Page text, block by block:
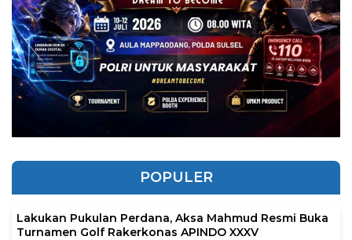
POPULER
Lakukan Pukulan Perdana, Aksa Mahmud Resmi Buka
Turnamen Golf Rakerkonas APINDO XXXV